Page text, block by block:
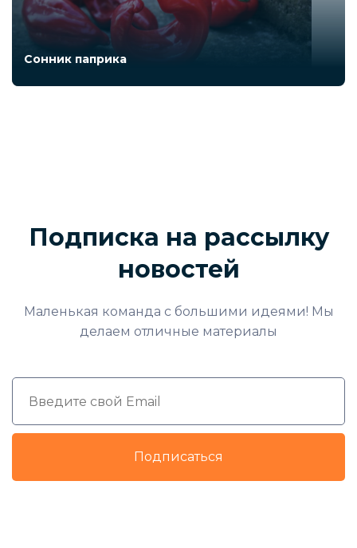
Сонник паприка
Подписка на рассылку
новостей
Маленькая команда с большими идеями! Мы
делаем отличные материалы
Подписаться